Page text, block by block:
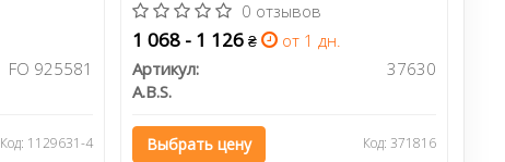
FO 925581
Код: 1129631-4
0 отзывов
1 068 - 1 126₴
от 1 дн.
Артикул:
37630
A.B.S.
Выбрать цену Код: 371816